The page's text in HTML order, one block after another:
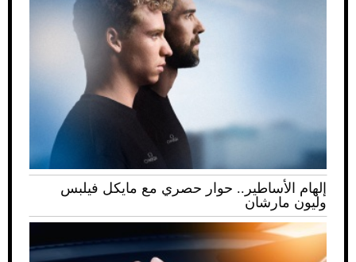
إلهام الأساطير.. حوار حصري مع مايكل فيلبس
وليون مارشان